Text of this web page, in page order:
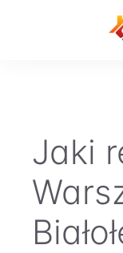
Jaki